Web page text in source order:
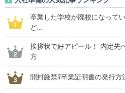
卒業した学校が廃校になって
ど...
挨拶状で好アピール！ 内定先
方
開封厳禁⁉卒業証明書の発行